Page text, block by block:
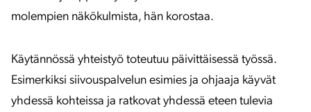
molempien näkökulmista, hän korostaa.
Käytännössä yhteistyö toteutuu päivittäisessä työssä.
Esimerkiksi siivouspalvelun esimies ja ohjaaja käyvät
yhdessä kohteissa ja ratkovat yhdessä eteen tulevia